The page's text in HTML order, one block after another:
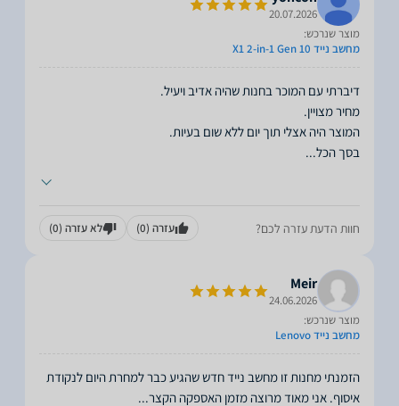
20.07.2026
מוצר שנרכש:
מחשב נייד X1 2-in-1 Gen 10
בסך הכל...
חוות הדעת עזרה לכם? עזרה (0) לא עזרה (0)
Meir
24.06.2026
מוצר שנרכש:
מחשב נייד Lenovo
הזמנתי מחנות זו מחשב נייד חדש שהגיע כבר למחרת היום לנקודת
איסוף. אני מאוד מרוצה מזמן האספקה הקצר...